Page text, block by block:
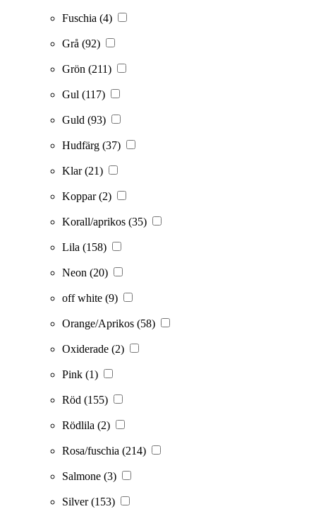
Fuschia (4)
Grå (92)
Grön (211)
Gul (117)
Guld (93)
Hudfärg (37)
Klar(21)
Koppar(2)
Korall/aprikos (35)
Lila (158)
Neon (20)
off white (9)
Orange/Aprikos (58)
Oxiderade (2)
Pink (1)
Röd (155)
Rödlila (2)
Rosa/fuschia (214)
Salmone (3)
Silver(153)